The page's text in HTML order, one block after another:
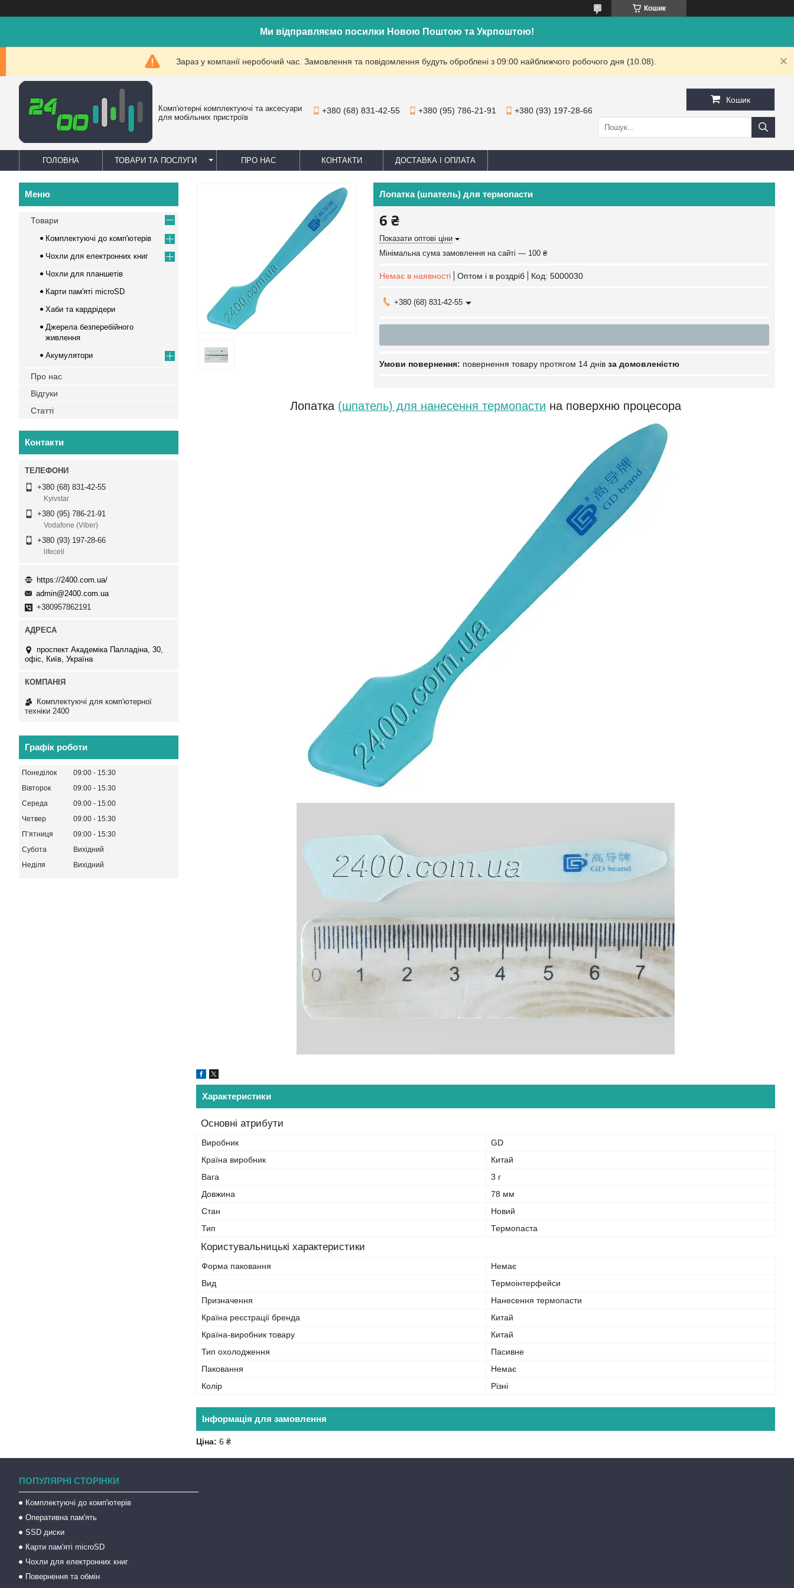
Кошик
Ми відправляємо посилки Новою Поштою та Укрпоштою!
Зараз у компанії неробочий час. Замовлення та повідомлення будуть оброблені з 09:00 найближчого робочого дня (10.08).
Комп'ютерні комплектуючі та аксесуари
для мобільних пристроїв
+380 (68) 831-42-55 +380 (95) 786-21-91 +380 (93) 197-28-66
Кошик
ГОЛОВНА ТОВАРИ ТА ПОСЛУГИ ПРО НАС КОНТАКТИ ДОСТАВКА І ОПЛАТА
Лопатка (шпатель) для термопасти
6 ₴
Показати оптові ціни
Мінімальна сума замовлення на сайті — 100 ₴
Немає в наявності Оптом і в роздріб Код: 5000030
+380 (68) 831-42-55
повернення товару протягом 14 днів за домовленістю
Лопатка (шпатель) для нанесення термопасти на поверхню процесора
Характеристики
Основні атрибути
Виробник
GD
Країна виробник
Китай
Вага
3 г
Довжина
78 мм
Стан
Новий
Тип
Термопаста
Користувальницькі характеристики
Форма паковання
Немає
Вид
Термоінтерфейси
Призначення
Нанесення термопасти
Країна реєстрації бренда
Китай
Країна-виробник товару
Китай
Тип охолодження
Пасивне
Паковання
Немає
Колір
Різні
Інформація для замовлення
Ціна: 6 ₴
Товари
Комплектуючі до комп'ютерів
Чохли для електронних книг
Чохли для планшетів
Карти пам'яті microSD
Хаби та кардрідери
Джерела безперебійного
живлення
Акумулятори
Про нас
Відгуки
Статті
Контакти
+380 (68) 831-42-55
Kyivstar
+380 (95) 786-21-91
Vodafone (Viber)
+380 (93) 197-28-66
lifecell
https://2400.com.ua/
admin@2400.com.ua
+380957862191
проспект Академіка Палладіна, 30,
офіс, Київ, Україна
Комплектуючі для комп'ютерної
техніки 2400
Графік роботи
Понеділок 09:00
15:30
Вівторок
09:00
15:30
Середа
09:00
15:00
Четвер
09:00
15:30
Пʼятниця
09:00
15:30
Субота
Вихідний
Неділя
Вихідний
ПОПУЛЯРНІ СТОРІНКИ
Комплектуючі до комп'ютерів
Оперативна пам'ять
SSD диски
Карти пам'яті microSD
Чохли для електронних книг
Повернення та обмін